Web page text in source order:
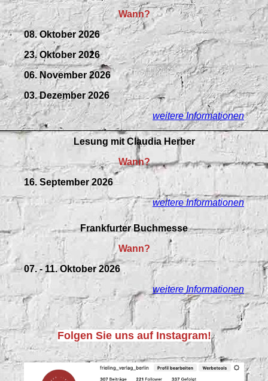
Wann?
08. Oktober 2026
23. Oktober 2026
06. November 2026
03. Dezember 2026
weitere Informationen
Lesung mit Claudia Herber
Wann?
16. September 2026
weitere Informationen
Frankfurter Buchmesse
Wann?
07. - 11. Oktober 2026
weitere Informationen
Folgen Sie uns auf Instagram!